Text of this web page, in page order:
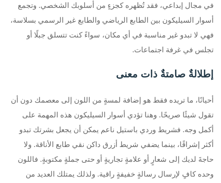
في مجال إبداعي، فقد تُظهره كجزءٍ من أسلوبك الشخصي. وتجمع
أسوار السيليكون بين الطابع الرياضي والطابع غير الرسمي بسلاسة،
فهي لا تبدو غير مناسبة في أي مكان، سواءً كنت تتسلق جبلًا أو
تجلس في غرفة اجتماعات.
إطلالةٌ صامتةٌ ذات معنى
أحيانًا، ما تريده فقط هو إضافة لمسةٍ من اللون إلى معصمك دون أن
تقول شيئًا صريحًا. وهنا تؤدي أسوار السيليكون هذه المهمة على
أكمل وجه. فشريط وردي باستيل ناعم يمكن أن يجعل بشرتك تبدو
أكثر إشراقًا، بينما يضفي شريط أزرق داكن نقي طابع الأناقة. ولا
حاجةَ لديك إلى شعارٍ أو علامةٍ تجاريةٍ أو حتى جملةٍ مكتوبةٍ. فاللون
وحده كافٍ لإرسال رسالةٍ خفيفةٍ راقية. ولذلك يمتلك العديد من